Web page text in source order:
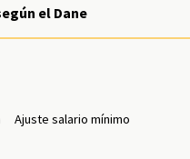
el Dane
Ajuste salario mínimo